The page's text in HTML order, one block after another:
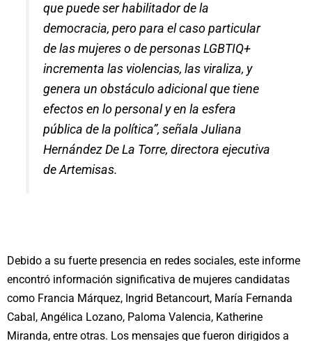
que puede ser habilitador de la
democracia, pero para el caso particular
de las mujeres o de personas LGBTIQ+
incrementa las violencias, las viraliza, y
genera un obstáculo adicional que tiene
efectos en lo personal y en la esfera
pública de la política”, señala Juliana
Hernández De La Torre, directora ejecutiva
de Artemisas.
Debido a su fuerte presencia en redes sociales, este informe
encontró información significativa de mujeres candidatas
como Francia Márquez, Ingrid Betancourt, María Fernanda
Cabal, Angélica Lozano, Paloma Valencia, Katherine
Miranda, entre otras. Los mensajes que fueron dirigidos a